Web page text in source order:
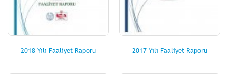
2018 Yılı Faaliyet Raporu 2017 Yılı Faaliyet Raporu